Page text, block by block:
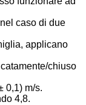
caso di due
applicano
chiuso
0,1) m/s.
4,8.